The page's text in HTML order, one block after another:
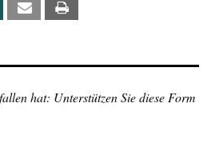
Xing Email
hat: Unterstützen Sie diese Form